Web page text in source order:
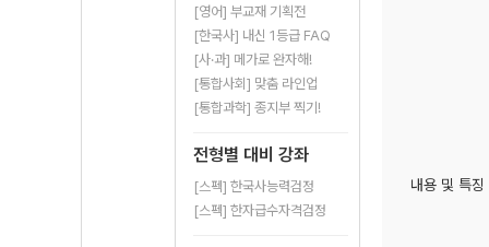
[영어] 부교재 기획전
[한국사] 내신 1등급 FAQ
[사·과] 메가로 완자해!
[통합사회] 맞춤 라인업
[통합과학] 종지부 찍기!
전형별 대비 강좌
[스펙] 한국사능력검정
[스펙] 한자급수자격검정
내용 및 특징